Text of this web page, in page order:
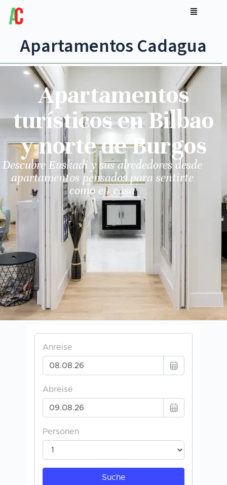
Apartamentos Cadagua
Apartamentos
turísticos en Bilbao
y norte de Burgos
Descubre Euskadi y sus alrededores desde
apartamentos pensados para sentirte
como en casa